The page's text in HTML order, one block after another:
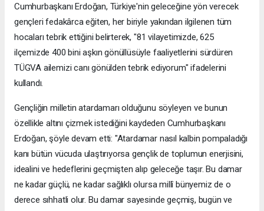
Cumhurbaşkanı Erdoğan, Türkiye'nin geleceğine yön verecek
gençleri fedakârca eğiten, her biriyle yakından ilgilenen tüm
hocaları tebrik ettiğini belirterek, "81 vilayetimizde, 625
ilçemizde 400 bini aşkın gönüllüsüyle faaliyetlerini sürdüren
TÜGVA ailemizi canı gönülden tebrik ediyorum" ifadelerini
kullandı.
Gençliğin milletin atardamarı olduğunu söyleyen ve bunun
özellikle altını çizmek istediğini kaydeden Cumhurbaşkanı
Erdoğan, şöyle devam etti: "Atardamar nasıl kalbin pompaladığı
kanı bütün vücuda ulaştırıyorsa gençlik de toplumun enerjisini,
idealini ve hedeflerini geçmişten alıp geleceğe taşır. Bu damar
ne kadar güçlü, ne kadar sağlıklı olursa millî bünyemiz de o
derece sıhhatli olur. Bu damar sayesinde geçmiş, bugün ve